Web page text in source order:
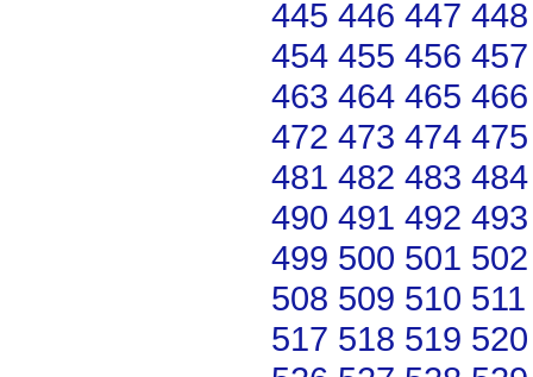
445 446 447 448
454 455 456 457
463 464 465 466
472 473 474 475
481 482 483 484
490 491 492 493
499 500 501 502
508 509 510 511
517 518 519 520